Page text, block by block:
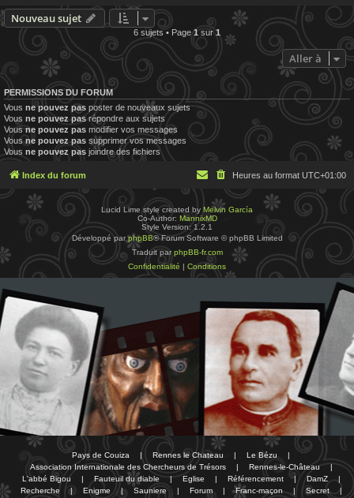
Nouveau sujet
6 sujets • Page1sur1
Aller à
PERMISSIONS DU FORUM
Vous ne pouvez pas poster de nouveaux sujets
Vous ne pouvez pasrépondre aux sujets
Vousne pouvez pas modifier vos messages
Vousne pouvez pas supprimer vos messages
Vous ne pouvez pas joindre des fichiers
Index du forum Heures au format UTC+01:00
Lucid Lime style created by Melvin García
Co-Author: MannixMD
Style Version: 1.2.1
Développé parphpBB® Forum Software © phpBB Limited
Traduit parphpBB-fr.com
Confidentialité | Conditions
Pays de Couiza | Rennes le Chateau | Le Bézu
|
Association Internationale des Chercheurs de Trésors
| Rennes-le-Château
|
L'abbé Bigou
| Fauteuil du diable | Eglise | Référencement | DamZ
|
Recherche
| Enigme | Sauniere | Forum | Franc-maçon | Secret |